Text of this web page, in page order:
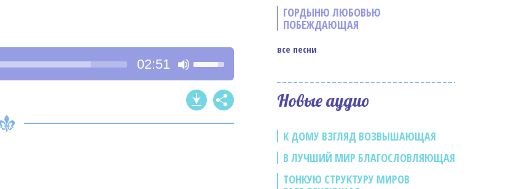
02:51
Используйте
клавиши
со
стрелками
ГОРДЫНЮ ЛЮБОВЬЮ
ПОБЕЖДАЮЩАЯ
все песни
Новые аудио
К ДОМУ ВЗГЛЯД ВОЗВЫШАЮЩАЯ
В ЛУЧШИЙ МИР БЛАГОСЛОВЛЯЮЩАЯ
ТОНКУЮ СТРУКТУРУ МИРОВ